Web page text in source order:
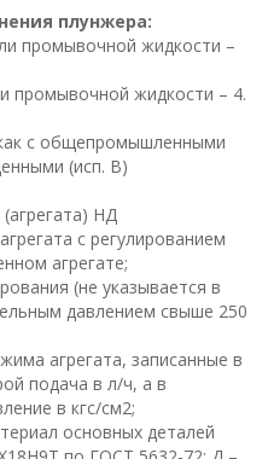
плунжера:
промывочной жидкости –
промывочной жидкости – 4.
с общепромышленными
(исп. В)
НД
с регулированием
агрегате;
(не указывается в
давлением свыше 250
агрегата, записанные в
подача в л/ч, а в
в кгс/см2;
основных деталей